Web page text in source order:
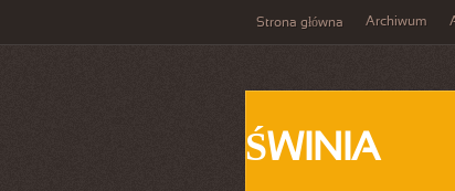
Strona główna Archiwum
ŚWINIA